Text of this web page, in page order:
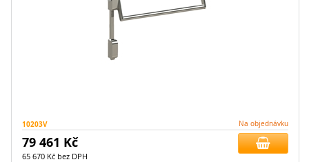
10203V Na objednávku
79 461 Kč
65 670 Kč bez DPH